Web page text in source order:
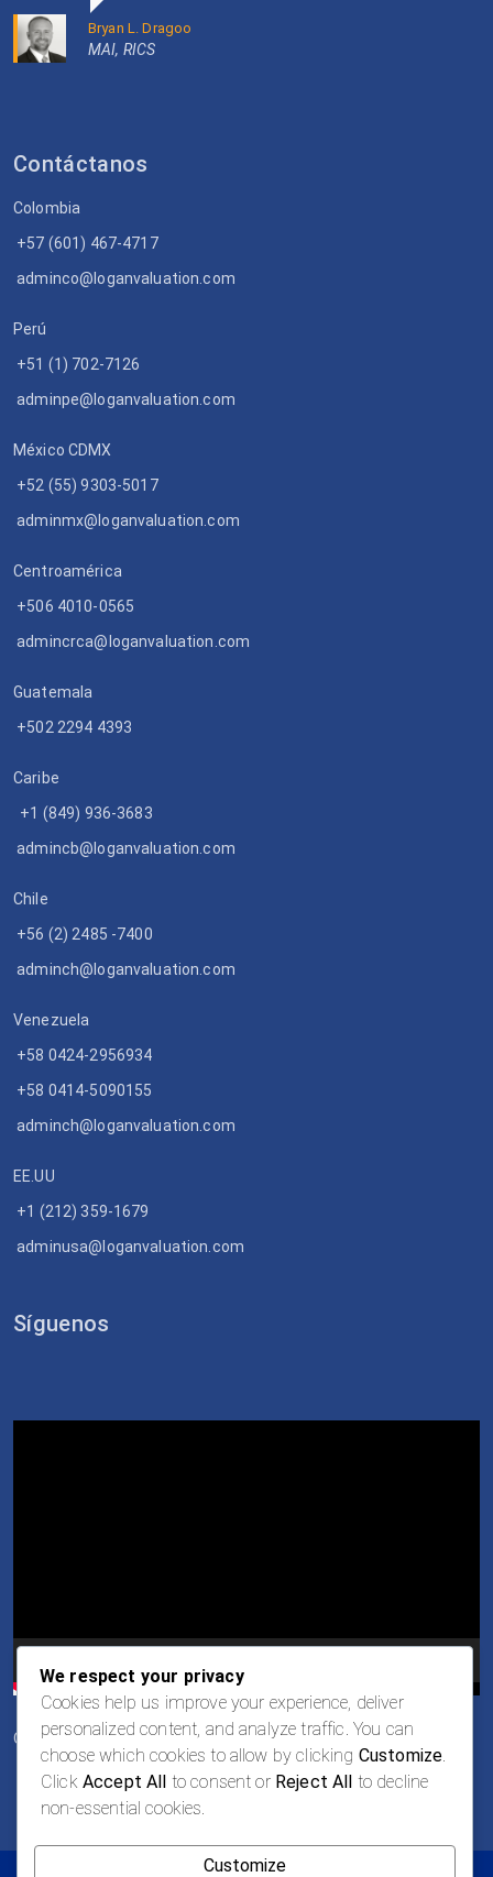
Bryan L. Dragoo
MAI, RICS
Contáctanos
Colombia
+57 (601) 467-4717
adminco@loganvaluation.com
Perú
+51 (1) 702-7126
adminpe@loganvaluation.com
México CDMX
+52 (55) 9303-5017
adminmx@loganvaluation.com
Centroamérica
+506 4010-0565
admincrca@loganvaluation.com
Guatemala
+502 2294 4393
Caribe
+1 (849) 936-3683
admincb@loganvaluation.com
Chile
+56 (2) 2485 -7400
adminch@loganvaluation.com
Venezuela
+58 0424-2956934
+58 0414-5090155
adminch@loganvaluation.com
EE.UU
+1 (212) 359-1679
adminusa@loganvaluation.com
Síguenos
Oportunidades de Empleo
We respect your privacy
Cookies help us improve your experience, deliver
personalized content, and analyze traffic. You can
choose which cookies to allow by clicking Customize
Click Accept All to consent or Reject All to decline
non-essential cookies.
Customize